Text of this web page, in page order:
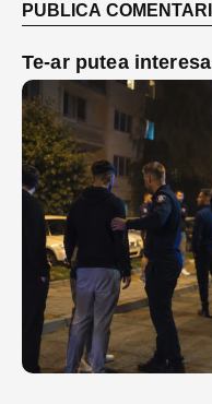
Te-ar putea interesa